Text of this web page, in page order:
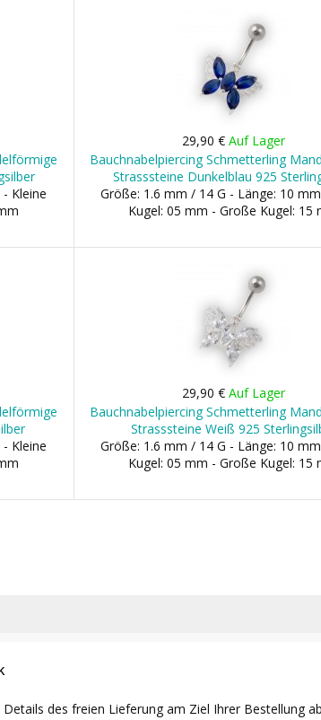
Kleine
29,90 €Auf Lager
Bauchnabelpiercing Schmetterling
Strasssteine Dunkelblau 925
Größe: 1.6 mm / 14 G - Länge: 10
Kugel: 05 mm - Große Kugel: 15
Kleine
29,90 €Auf Lager
Bauchnabelpiercing Schmetterling
Strasssteine Weiß 925
Größe: 1.6 mm / 14 G - Länge: 10
Kugel: 05 mm - Große Kugel: 15
des freien Lieferung am Ziel Ihrer Bestellung